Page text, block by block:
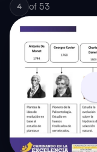
4 of 53